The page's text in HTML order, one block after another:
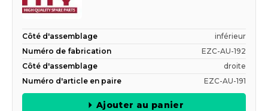
Côté d'assemblage
inférieur
Numéro de fabrication
EZC-AU-192
Côté d'assemblage
droite
Numéro d'article en paire
EZC-AU-191
Ajouter au panier